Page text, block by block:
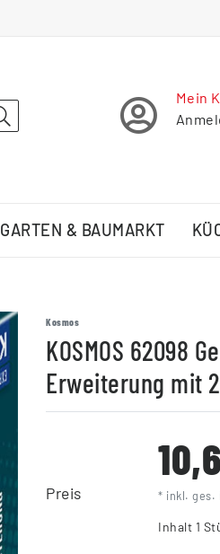
Mein
GARTEN & BAUMARKT
Kosmos
KOSMOS 62098
Erweiterung mit
Preis * inkl. ges.
Inhalt 1